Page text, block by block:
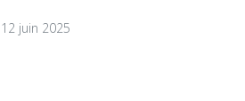
juin 2025